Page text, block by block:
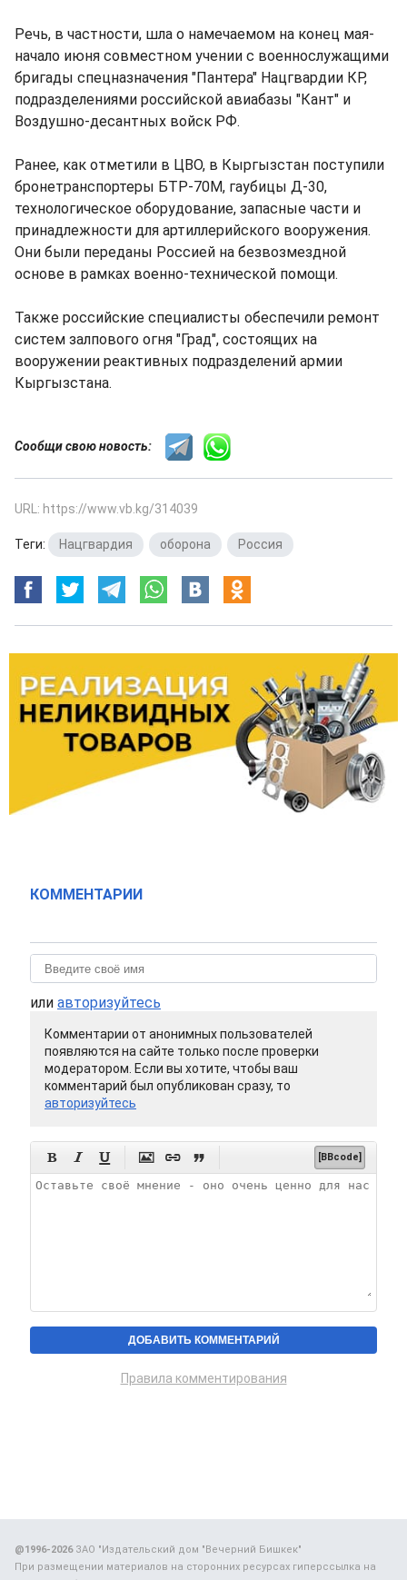
Речь, в частности, шла о намечаемом на конец мая-
начало июня совместном учении с военнослужащими
бригады спецназначения "Пантера" Нацгвардии КР,
подразделениями российской авиабазы "Кант" и
Воздушно-десантных войск РФ.
Ранее, как отметили в ЦВО, в Кыргызстан поступили
бронетранспортеры БТР-70М, гаубицы Д-30,
технологическое оборудование, запасные части и
принадлежности для артиллерийского вооружения.
Они были переданы Россией на безвозмездной
основе в рамках военно-технической помощи.
Также российские специалисты обеспечили ремонт
систем залпового огня "Град", состоящих на
вооружении реактивных подразделений армии
Кыргызстана.
Сообщи свою новость:
URL: https://www.vb.kg/314039
Теги: Нацгвардия оборона Россия
КОММЕНТАРИИ
или авторизуйтесь
Комментарии от анонимных пользователей
появляются на сайте только после проверки
модератором. Если вы хотите, чтобы ваш
комментарий был опубликован сразу, то
авторизуйтесь
      [BBcode]
Правила комментирования
@1996-2026ЗАО "Издательский дом "Вечерний Бишкек"
При размещении материалов на сторонних ресурсах гиперссылка на